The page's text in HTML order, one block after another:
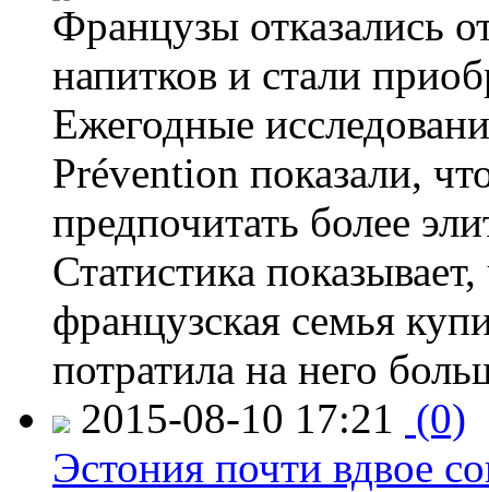
Французы отказались
напитков и стали
Ежегодные
Prévention показали,
предпочитать более
Статистика
французская семья
потратила на него
2015-08-10 17:21 (0)
Эстония почти вдвое